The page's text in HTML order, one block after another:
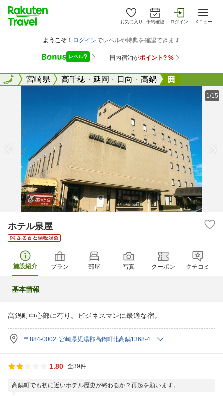
お気に入り 予約確認 ログイン メニュー
全国宮崎県 高千穂・延岡・日向・高鍋
全国
1/15
ホテル泉屋
施設紹介 プラン 部屋 写真 クーポン クチコミ
基本情報
高鍋町中心部に有り。ビジネスマンに最適な宿。
〒884-0002 宮崎県児湯郡高鍋町北高鍋1368-4
1.80 全39件
高鍋町でも初に近いホテル歴史が終わるか？再起を願います。